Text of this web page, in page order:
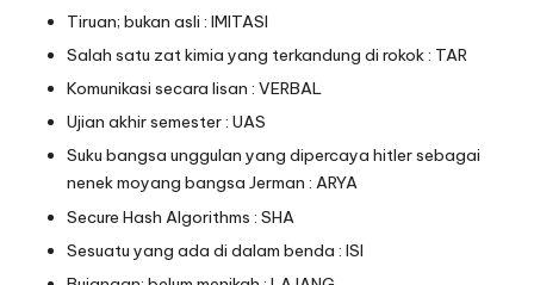
Tiruan; bukan asli : IMITASI
Salah satu zat kimia yang terkandung di rokok : TAR
Komunikasi secara lisan : VERBAL
Ujian akhir semester : UAS
Suku bangsa unggulan yang dipercaya hitler sebagai
nenek moyang bangsa Jerman : ARYA
Secure Hash Algorithms : SHA
Sesuatu yang ada di dalam benda : ISI